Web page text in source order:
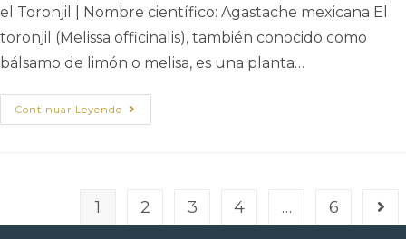
el Toronjil | Nombre científico: Agastache mexicana El
toronjil (Melissa officinalis), también conocido como
bálsamo de limón o melisa, es una planta…
Continuar Leyendo
1 2 3 4 … 6